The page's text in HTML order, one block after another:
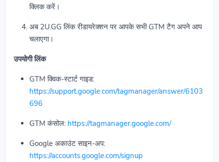
क्लिक करें।
अब 2U.GG लिंक रीडायरेक्शन पर आपके सभी GTM टैग अपने आप
चलाएगा।
उपयोगी लिंक
GTM क्विक-स्टार्ट गाइड:
https://support.google.com/tagmanager/answer/6103
696
GTM कंसोल: https://tagmanager.google.com/
Google अकाउंट साइन-अप:
https://accounts.google.com/signup